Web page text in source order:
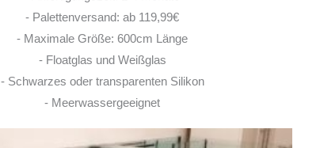
29. MAI 2026
- Palettenversand: ab 119,99€
- Maximale Größe: 600cm Länge
- Floatglas und Weißglas
- Schwarzes oder transparenten Silikon
- Meerwassergeeignet